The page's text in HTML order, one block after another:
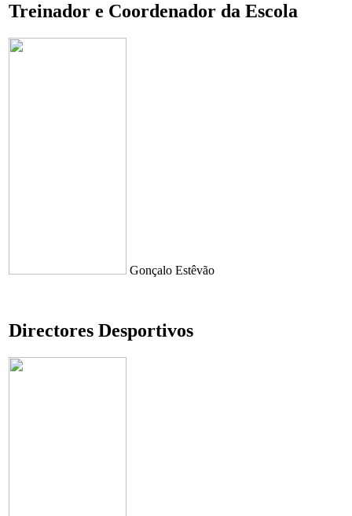
Treinador e Coordenador da Escola
Gonçalo Estêvão
Directores Desportivos